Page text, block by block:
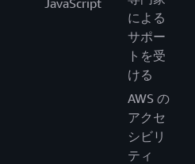
による
サポー
トを受
ける
AWS の
アクセ
シビリ
ティ